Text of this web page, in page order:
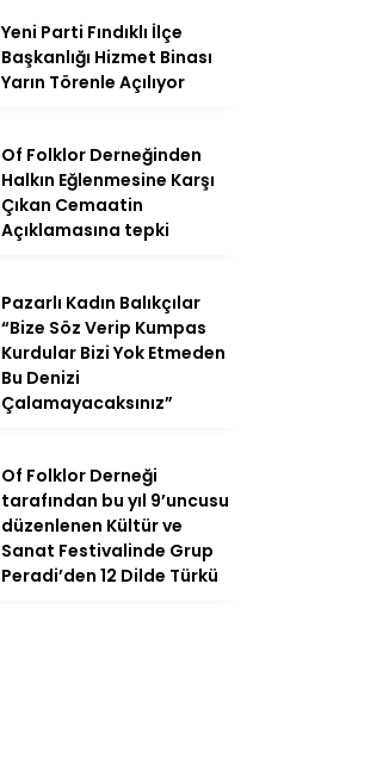
Yeni Parti Fındıklı İlçe
Başkanlığı Hizmet Binası
Yarın Törenle Açılıyor
Of Folklor Derneğinden
Halkın Eğlenmesine Karşı
Çıkan Cemaatin
Açıklamasına tepki
Pazarlı Kadın Balıkçılar
“Bize Söz Verip Kumpas
Kurdular Bizi Yok Etmeden
Bu Denizi
Çalamayacaksınız”
Of Folklor Derneği
tarafından bu yıl 9’uncusu
düzenlenen Kültür ve
Sanat Festivalinde Grup
Peradi’den 12 Dilde Türkü